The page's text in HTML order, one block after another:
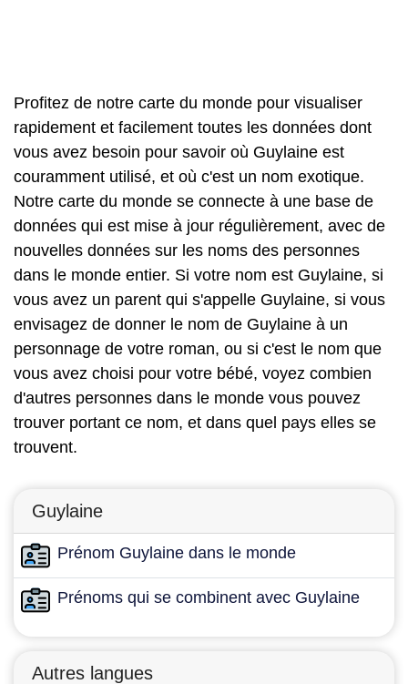
Profitez de notre carte du monde pour visualiser
rapidement et facilement toutes les données dont
vous avez besoin pour savoir où Guylaine est
couramment utilisé, et où c'est un nom exotique.
Notre carte du monde se connecte à une base de
données qui est mise à jour régulièrement, avec de
nouvelles données sur les noms des personnes
dans le monde entier. Si votre nom est Guylaine, si
vous avez un parent qui s'appelle Guylaine, si vous
envisagez de donner le nom de Guylaine à un
personnage de votre roman, ou si c'est le nom que
vous avez choisi pour votre bébé, voyez combien
d'autres personnes dans le monde vous pouvez
trouver portant ce nom, et dans quel pays elles se
trouvent.
Guylaine
Prénom Guylaine dans le monde
Prénoms qui se combinent avec Guylaine
Autres langues